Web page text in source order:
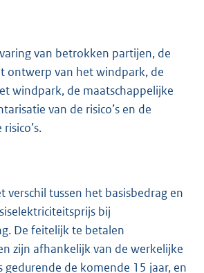
:
van betrokken partijen, de
ontwerp van het windpark, de
windpark, de maatschappelijke
van de risico’s en de
verschil tussen het basisbedrag en
bij
De feitelijk te betalen
zijn afhankelijk van de werkelijke
gedurende de komende 15 jaar, en